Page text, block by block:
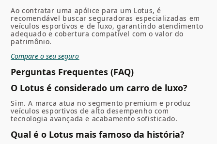
Ao contratar uma apólice para um Lotus, é
recomendável buscar seguradoras especializadas em
veículos esportivos e de luxo, garantindo atendimento
adequado e cobertura compatível com o valor do
patrimônio.
Compare o seu seguro
Perguntas Frequentes (FAQ)
O Lotus é considerado um carro de luxo?
Sim. A marca atua no segmento premium e produz
veículos esportivos de alto desempenho com
tecnologia avançada e acabamento sofisticado.
Qual é o Lotus mais famoso da história?